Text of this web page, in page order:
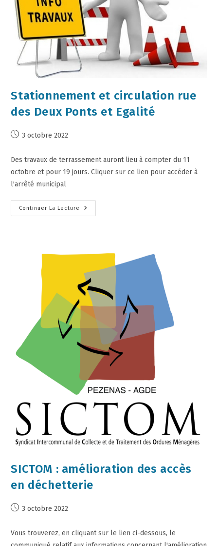
Stationnement et circulation rue
des Deux Ponts et Egalité
3 octobre 2022
Des travaux de terrassement auront lieu à compter du 11
octobre et pour 19 jours. Cliquer sur ce lien pour accéder à
l'arrêté municipal
Continuer La Lecture
SICTOM : amélioration des accès
en déchetterie
3 octobre 2022
Vous trouverez, en cliquant sur le lien ci-dessous, le